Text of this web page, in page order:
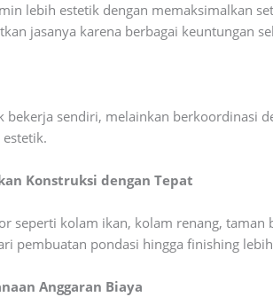
lebih estetik dengan memaksimalkan
jasanya karena berbagai keuntungan
bekerja sendiri, melainkan berkoordinasi
Konstruksi dengan Tepat
seperti kolam ikan, kolam renang,
pembuatan pondasi hingga finishing
Anggaran Biaya